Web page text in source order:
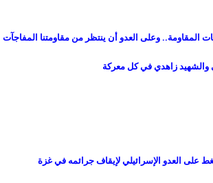
المقاومة.. وعلى العدو أن ينتظر من مقاومتنا المفاجآت
والشهيد زاهدي في كل معركة
على العدو الإسرائيلي لإيقاف جرائمه في غزة